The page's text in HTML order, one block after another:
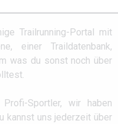
Trailrunning-Portal mit
einer Traildatenbank,
was du sonst noch über
Sportler, wir haben
kannst uns jederzeit über